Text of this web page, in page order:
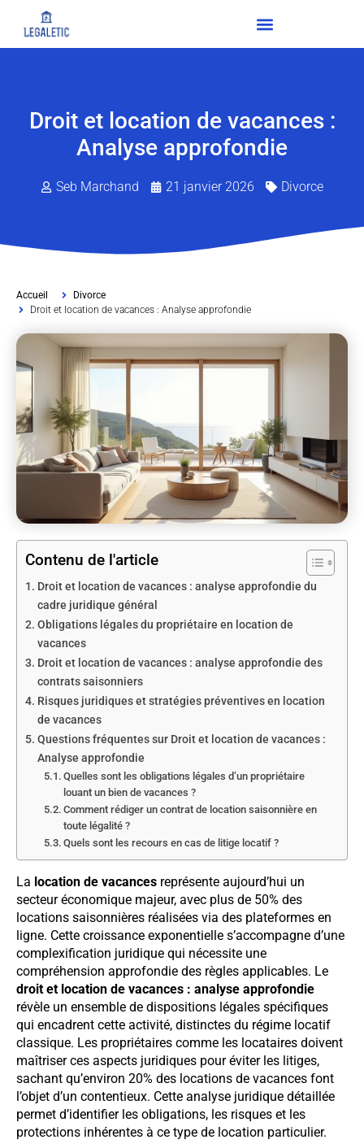
Droit et location de vacances :
Analyse approfondie
Seb Marchand 21 janvier 2026 Divorce
Accueil
Divorce
Droit et location de vacances : Analyse approfondie
Contenu de l'article
Droit et location de vacances : analyse approfondie du
cadre juridique général
Obligations légales du propriétaire en location de
vacances
Droit et location de vacances : analyse approfondie des
contrats saisonniers
Risques juridiques et stratégies préventives en location
de vacances
Questions fréquentes sur Droit et location de vacances :
Analyse approfondie
Quelles sont les obligations légales d’un propriétaire
louant un bien de vacances ?
Comment rédiger un contrat de location saisonnière en
toute légalité ?
Quels sont les recours en cas de litige locatif ?
La location de vacances représente aujourd’hui un
secteur économique majeur, avec plus de 50% des
locations saisonnières réalisées via des plateformes en
ligne. Cette croissance exponentielle s’accompagne d’une
complexification juridique qui nécessite une
compréhension approfondie des règles applicables. Le
droit et location de vacances : analyse approfondie
révèle un ensemble de dispositions légales spécifiques
qui encadrent cette activité, distinctes du régime locatif
classique. Les propriétaires comme les locataires doivent
maîtriser ces aspects juridiques pour éviter les litiges,
sachant qu’environ 20% des locations de vacances font
l’objet d’un contentieux. Cette analyse juridique détaillée
permet d’identifier les obligations, les risques et les
protections inhérentes à ce type de location particulier.